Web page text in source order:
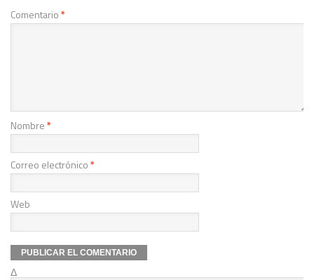
Comentario*
Nombre*
Correo electrónico*
Web
Δ